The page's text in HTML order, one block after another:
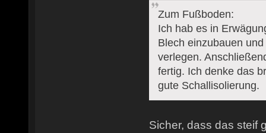
Zum Fußboden:
Ich hab es in
Blech einzubauen
verlegen.
fertig. Ich denke das
gute Schallisolierung.
Sicher, dass das steif